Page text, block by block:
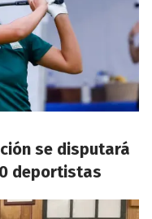
se disputará
deportistas